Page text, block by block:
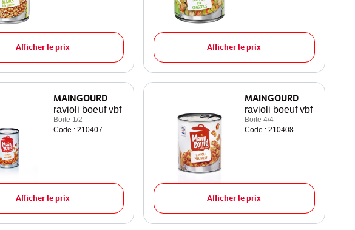
Afficher le prix Afficher le prix
MAINGOURD
ravioli boeuf vbf
Boite 1/2
Code : 210407
Afficher le prix
MAINGOURD
ravioli boeuf vbf
Boite 4/4
Code : 210408
Afficher le prix